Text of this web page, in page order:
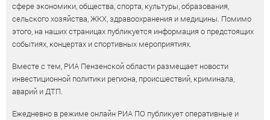
сфере экономики, общества, спорта, культуры, образования,
сельского хозяйства, ЖКХ, здравоохранения и медицины. Помимо
этого, на наших страницах публикуется информация о предстоящих
событиях, концертах и спортивных мероприятиях.
Вместе с тем, РИА Пензенской области размещает новости
инвестиционной политики региона, происшествий, криминала,
аварий и ДТП.
Ежедневно в режиме онлайн РИА ПО публикует оперативные и